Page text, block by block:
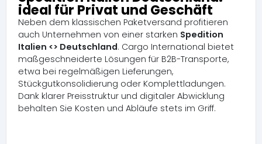
ideal für Privat und Geschäft
Neben dem klassischen Paketversand profitieren
auch Unternehmen von einer starken Spedition
Italien <> Deutschland. Cargo International bietet
maßgeschneiderte Lösungen für B2B-Transporte,
etwa bei regelmäßigen Lieferungen,
Stückgutkonsolidierung oder Komplettladungen.
Dank klarer Preisstruktur und digitaler Abwicklung
behalten Sie Kosten und Abläufe stets im Griff.